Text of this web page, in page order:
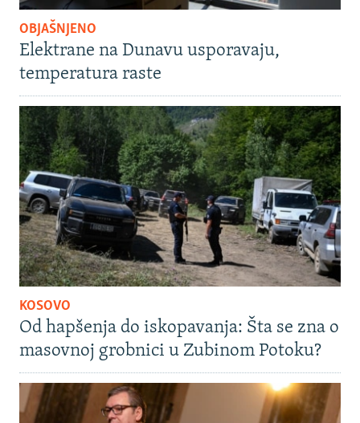
OBJAŠNJENO
Elektrane na Dunavu usporavaju,
temperatura raste
KOSOVO
Od hapšenja do iskopavanja: Šta se zna o
masovnoj grobnici u Zubinom Potoku?